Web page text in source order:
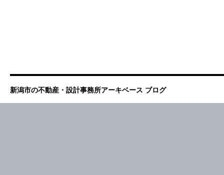
新潟市の不動産・設計事務所アーキベース ブログ